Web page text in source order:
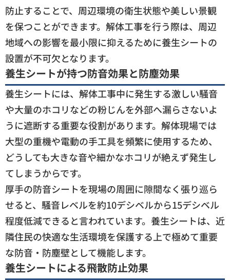
防止することで、周辺環境の衛生状態や美しい景観
を保つことができます。解体工事を行う際は、周辺
地域への影響を最小限に抑えるために養生シートの
設置が不可欠となります。
養生シートが持つ防音効果と防塵効果
養生シートには、解体工事中に発生する激しい騒音
や大量のホコリなどの粉じんを外部へ漏らさないよ
うに遮断する重要な役割があります。解体現場では
大型の重機や電動の手工具を頻繁に使用するため、
どうしても大きな音や細かなホコリが絶えず発生し
てしまうからです。
厚手の防音シートを現場の周囲に隙間なく張り巡ら
せると、騒音レベルを約10デシベルから15デシベル
程度低減できると言われています。養生シートは、近
隣住民の快適な生活環境を保護する上で極めて重要
な防音・防塵壁として機能します。
養生シートによる飛散防止効果